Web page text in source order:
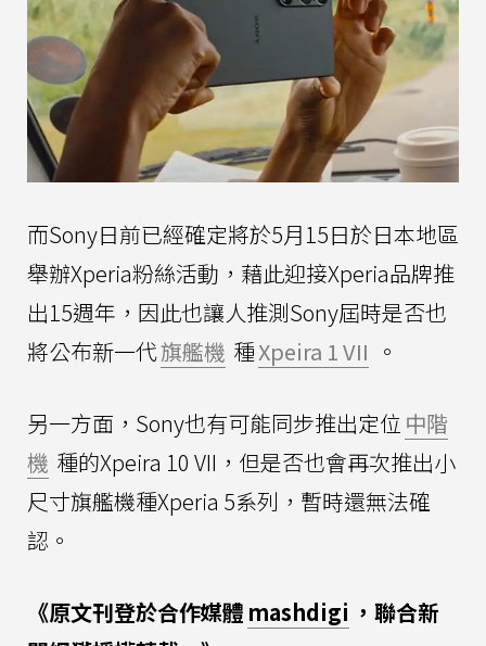
而Sony日前已經確定將於5月15日於日本地區
舉辦Xperia粉絲活動，藉此迎接Xperia品牌推
出15週年，因此也讓人推測Sony屆時是否也
將公布新一代旗艦機 種Xpeira 1 VII 。
另一方面，Sony也有可能同步推出定位 中階
機 種的Xpeira 10 VII，但是否也會再次推出小
尺寸旗艦機種Xperia 5系列，暫時還無法確
認。
《原文刊登於合作媒體 mashdigi ，聯合新